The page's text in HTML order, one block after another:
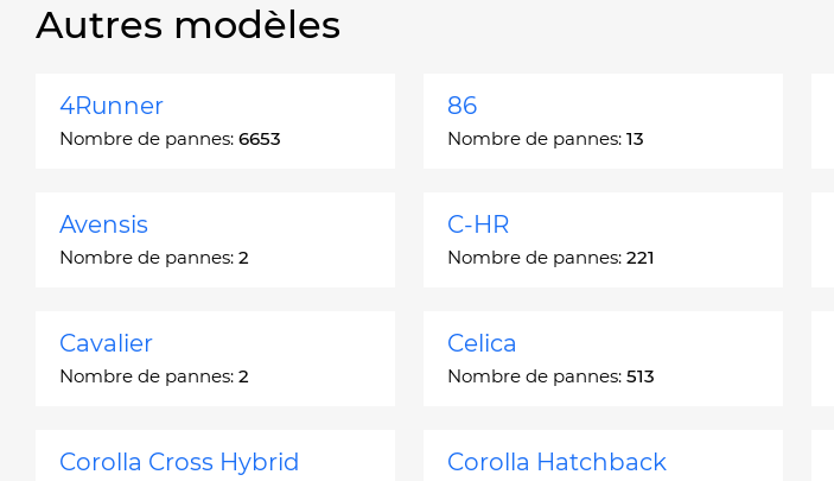
Autres modèles
4Runner
Nombre de pannes: 6653
86
Nombre de pannes: 13
Avensis
Nombre de pannes: 2
C-HR
Nombre de pannes: 221
Cavalier
Nombre de pannes: 2
Celica
Nombre de pannes: 513
Corolla Cross Hybrid Corolla Hatchback